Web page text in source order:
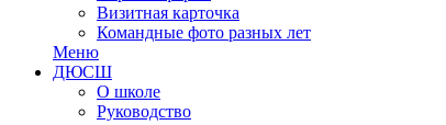
Визитная карточка
Командные фото разных лет
Меню
ДЮСШ
О школе
Руководство